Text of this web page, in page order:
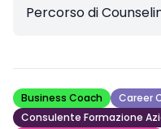
Percorso di
Business Coach
Career
Consulente Formazione